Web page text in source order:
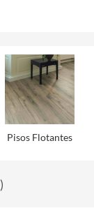
Pisos Flotantes
)